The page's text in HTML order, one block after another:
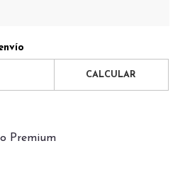
CALCULAR
Premium